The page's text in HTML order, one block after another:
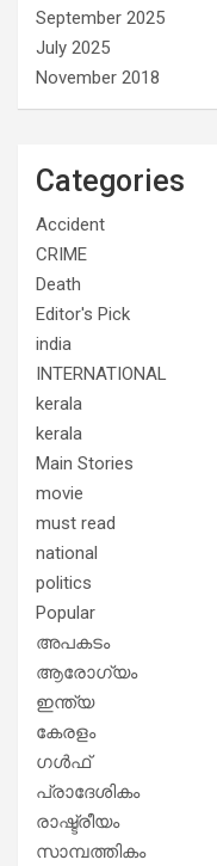
September 2025
July 2025
November 2018
Categories
Accident
CRIME
Death
Editor's Pick
india
INTERNATIONAL
kerala
kerala
Main Stories
movie
must read
national
politics
Popular
അപകടം
ആരോഗ്യം
ഇന്ത്യ
കേരളം
ഗൾഫ്
പ്രാദേശികം
രാഷ്ട്രീയം
സാമ്പത്തികം